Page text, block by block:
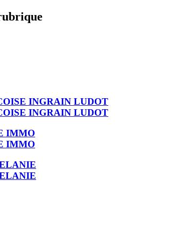
INGRAIN LUDOT
INGRAIN LUDOT
IMMO
IMMO